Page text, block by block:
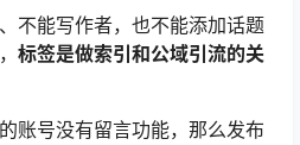
不能写作者，也不能添加话题
标签是做索引和公域引流的关
账号没有留言功能，那么发布